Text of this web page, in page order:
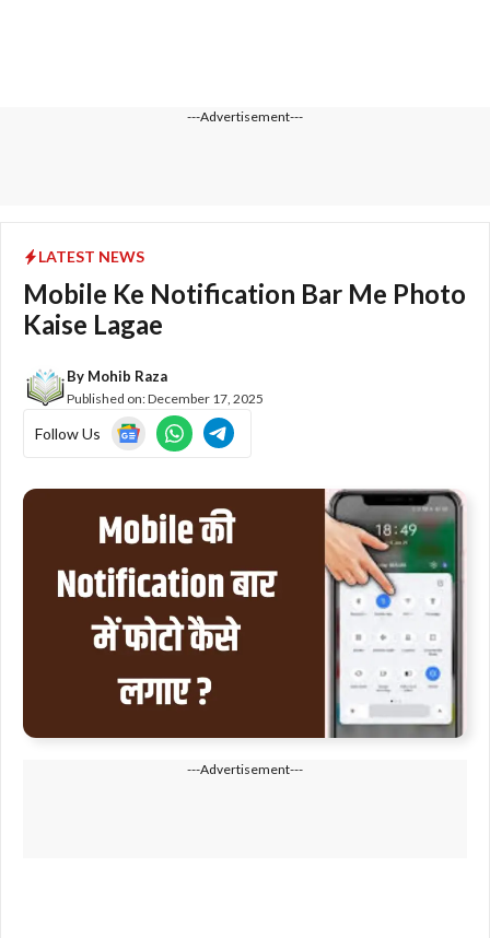
---Advertisement---
LATEST NEWS
Mobile Ke Notification Bar Me Photo
Kaise Lagae
By Mohib Raza
Published on:December 17, 2025
Follow Us
---Advertisement---